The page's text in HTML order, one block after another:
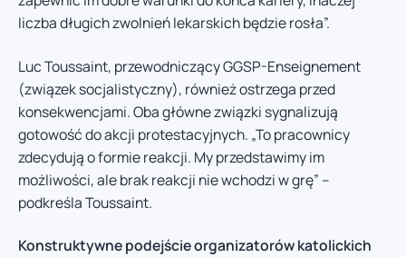
liczba długich zwolnień lekarskich będzie rosła”.
Luc Toussaint, przewodniczący GGSP-Enseignement
(związek socjalistyczny), również ostrzega przed
konsekwencjami. Oba główne związki sygnalizują
gotowość do akcji protestacyjnych. „To pracownicy
zdecydują o formie reakcji. My przedstawimy im
możliwości, ale brak reakcji nie wchodzi w grę” –
podkreśla Toussaint.
Konstruktywne podejście organizatorów katolickich